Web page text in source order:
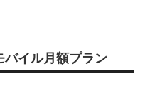
バイル月額プラン